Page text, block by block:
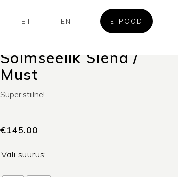
ET EN E-POOD
Sõlmseelik Siena /
Must
Super stiilne!
€145.00
Vali suurus: